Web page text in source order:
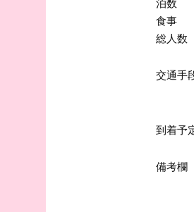
泊数
食事
総人数
交通手
到着予
備考欄